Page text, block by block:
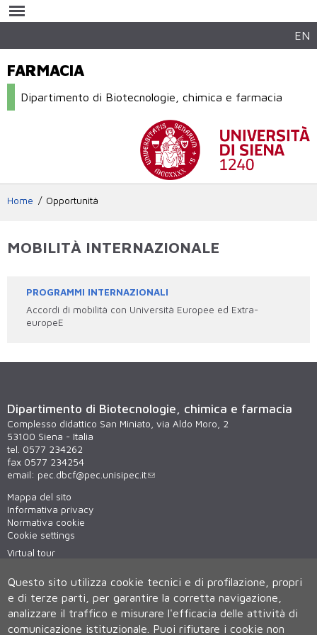
contenuto
EN
FARMACIA
Dipartimento di Biotecnologie, chimica e farmacia
Home Opportunità
MOBILITÀ INTERNAZIONALE
PROGRAMMI INTERNAZIONALI
Accordi di mobilità con Università Europee ed Extra-
europeE
Dipartimento di Biotecnologie, chimica e farmacia
Complesso didattico San Miniato, via Aldo Moro, 2
53100 Siena - Italia
tel. 0577 234262
fax 0577 234254
email: pec.dbcf@pec.unisipec.it
Mappa del sito
Informativa privacy
Normativa cookie
Cookie settings
Virtual tour
Questo sito utilizza cookie tecnici e di profilazione, propri
e di terze parti, per garantire la corretta navigazione,
analizzare il traffico e misurare l'efficacia delle attività di
comunicazione istituzionale. Puoi rifiutare i cookie non